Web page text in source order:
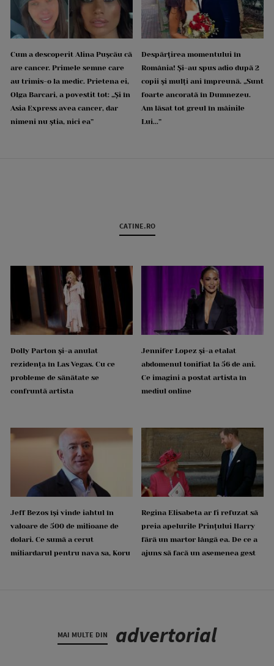
Cum a descoperit Alina Pușcău că
are cancer. Primele semne care
au trimis-o la medic. Prietena ei,
Olga Barcari, a povestit tot: „Și în
Asia Express avea cancer, dar
nimeni nu știa, nici ea”
Despărțirea momentului în
România! Și-au spus adio după 2
copii și mulți ani împreună. „Sunt
foarte ancorată în Dumnezeu.
Am lăsat tot greul în mâinile
Lui...”
CATINE.RO
Dolly Parton și-a anulat
rezidența în Las Vegas. Cu ce
probleme de sănătate se
confruntă artista
Jennifer Lopez și-a etalat
abdomenul tonifiat la 56 de ani.
Ce imagini a postat artista în
mediul online
Jeff Bezos își vinde iahtul în
valoare de 500 de milioane de
dolari. Ce sumă a cerut
miliardarul pentru nava sa, Koru
Regina Elisabeta ar fi refuzat să
preia apelurile Prințului Harry
fără un martor lângă ea. De ce a
ajuns să facă un asemenea gest
MAI MULTE DIN advertorial